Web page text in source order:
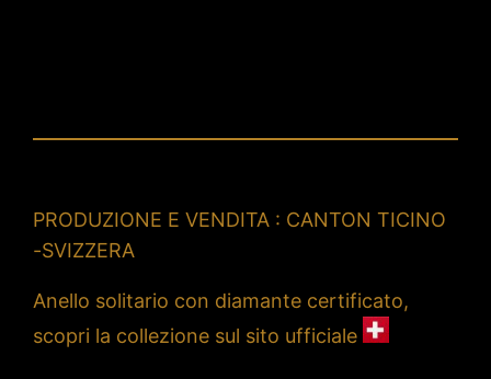
PRODUZIONE E VENDITA : CANTON TICINO
-SVIZZERA
Anello solitario con diamante certificato,
scopri la collezione sul sito ufficiale